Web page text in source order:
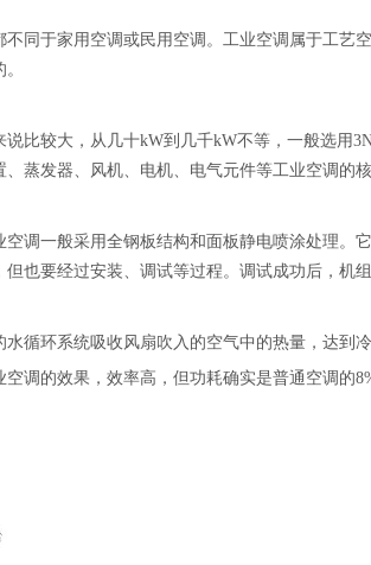
不同于家用空调或民用空调。工业空调属于工艺
比较大，从几十kW到几千kW不等，一般选用
蒸发器、风机、电机、电气元件等工业空调的
空调一般采用全钢板结构和面板静电喷涂处理。
也要经过安装、调试等过程。调试成功后，机组
循环系统吸收风扇吹入的空气中的热量，达到冷
调的效果，效率高，但功耗确实是普通空调的